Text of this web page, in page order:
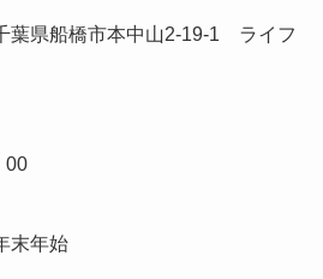
葉県船橋市本中山2-19-1 ライフ
00
末年始